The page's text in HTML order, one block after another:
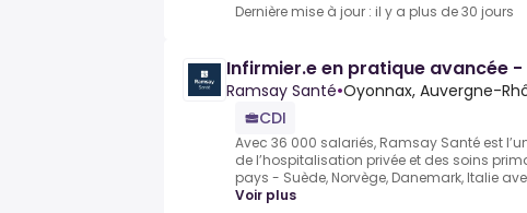
Dernière mise à jour : il y a plus de 30 jours
Infirmier.e en pratique avancée -
Ramsay Santé•Oyonnax, Auvergne-
CDI
Avec 36 000 salariés, Ramsay Santé est
de l’hospitalisation privée et des soins
pays - Suède, Norvège, Danemark, Italie
Voir plus